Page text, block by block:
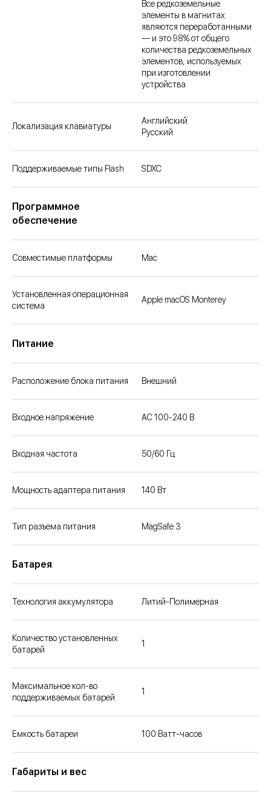
Все редкоземельные
элементы в магнитах
являются перерабо­танными
— и это 98% от общего
количества редкоземельных
элементов, используемых
при изготовлении
устройства
Локализация клавиатуры
Английский
Русский
Поддерживаемые типы Flash SDXC
Программное
обеспечение
Совместимые платформы Mac
Установленная операционная
система
Apple macOS Monterey
Питание
Расположение блока питания Внешний
Входное напряжение AC 100-240 В
Входная частота 50/60 Гц
Мощность адаптера питания 140 Вт
Тип разъема питания MagSafe 3
Батарея
Технология аккумулятора Литий-Полимерная
Количество установленных
батарей
1
Максимальное кол-во
поддерживаемых батарей
1
Емкость батареи 100 Ватт-часов
Габариты и вес